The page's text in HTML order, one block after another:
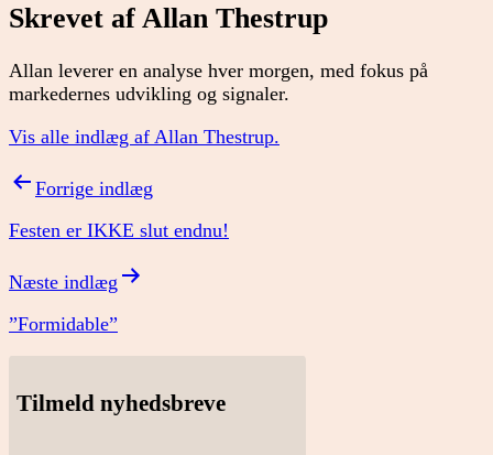
Skrevet af Allan Thestrup
Allan leverer en analyse hver morgen, med fokus på
markedernes udvikling og signaler.
Vis alle indlæg af Allan Thestrup.
Indlægsnavigation
Forrige indlæg
Festen er IKKE slut endnu!
Næste indlæg
”Formidable”
Tilmeld nyhedsbreve